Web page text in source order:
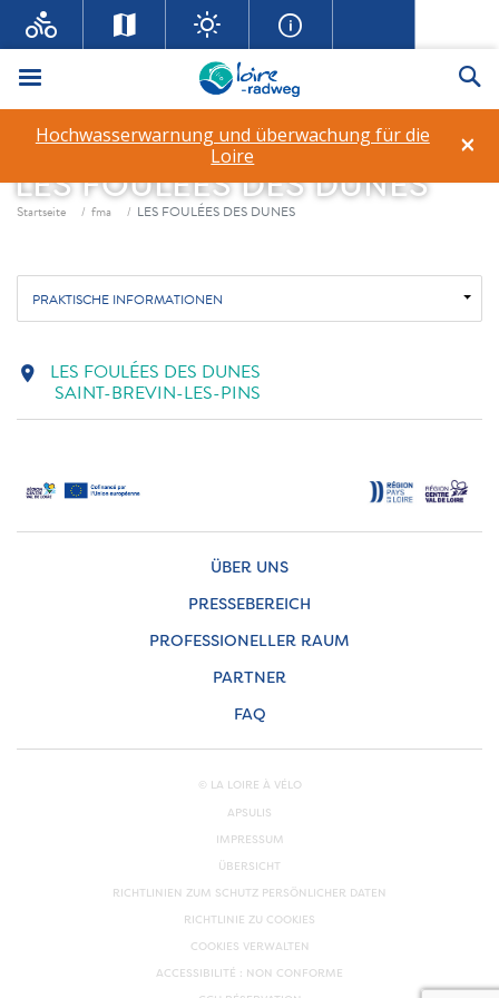
Menü
×
Hochwasserwarnung und überwachung für die
Loire
LES FOULÉES DES DUNES
Fil d'ariane
Startseite fma LES FOULÉES DES DUNES
PRAKTISCHE INFORMATIONEN
location_on LES FOULÉES DES DUNES
SAINT-BREVIN-LES-PINS
ÜBER UNS
PRESSEBEREICH
PROFESSIONELLER RAUM
PARTNER
FAQ
© LA LOIRE À VÉLO
APSULIS
IMPRESSUM
ÜBERSICHT
RICHTLINIEN ZUM SCHUTZ PERSÖNLICHER DATEN
RICHTLINIE ZU COOKIES
COOKIES VERWALTEN
ACCESSIBILITÉ : NON CONFORME